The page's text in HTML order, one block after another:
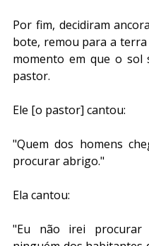
Por fim, decidiram
bote, remou para a
momento em que o sol
pastor.
Ele [o pastor] cantou:
"Quem dos homens
procurar abrigo."
Ela cantou:
"Eu não irei procurar